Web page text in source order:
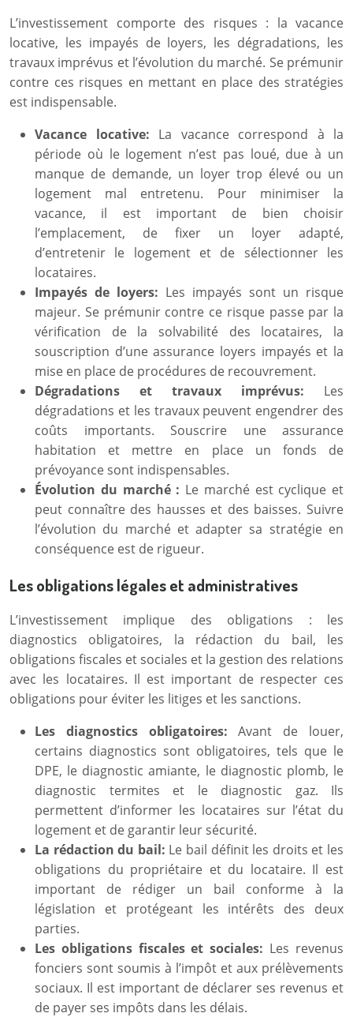
L’investissement comporte des risques : la vacance
locative, les impayés de loyers, les dégradations, les
travaux imprévus et l’évolution du marché. Se prémunir
contre ces risques en mettant en place des stratégies
est indispensable.
Vacance locative: La vacance correspond à la
période où le logement n’est pas loué, due à un
manque de demande, un loyer trop élevé ou un
logement mal entretenu. Pour minimiser la
vacance, il est important de bien choisir
l’emplacement, de fixer un loyer adapté,
d’entretenir le logement et de sélectionner les
locataires.
Impayés de loyers: Les impayés sont un risque
majeur. Se prémunir contre ce risque passe par la
vérification de la solvabilité des locataires, la
souscription d’une assurance loyers impayés et la
mise en place de procédures de recouvrement.
Dégradations et travaux imprévus: Les
dégradations et les travaux peuvent engendrer des
coûts importants. Souscrire une assurance
habitation et mettre en place un fonds de
prévoyance sont indispensables.
Évolution du marché : Le marché est cyclique et
peut connaître des hausses et des baisses. Suivre
l’évolution du marché et adapter sa stratégie en
conséquence est de rigueur.
Les obligations légales et administratives
L’investissement implique des obligations : les
diagnostics obligatoires, la rédaction du bail, les
obligations fiscales et sociales et la gestion des relations
avec les locataires. Il est important de respecter ces
obligations pour éviter les litiges et les sanctions.
Les diagnostics obligatoires:Avant de louer,
certains diagnostics sont obligatoires, tels que le
DPE, le diagnostic amiante, le diagnostic plomb, le
diagnostic termites et le diagnostic gaz. Ils
permettent d’informer les locataires sur l’état du
logement et de garantir leur sécurité.
La rédaction du bail: Le bail définit les droits et les
obligations du propriétaire et du locataire. Il est
important de rédiger un bail conforme à la
législation et protégeant les intérêts des deux
parties.
Les obligations fiscales et sociales: Les revenus
fonciers sont soumis à l’impôt et aux prélèvements
sociaux. Il est important de déclarer ses revenus et
de payer ses impôts dans les délais.